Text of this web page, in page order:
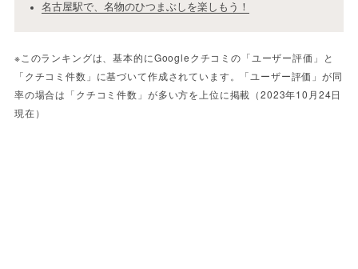
名古屋駅で、名物のひつまぶしを楽しもう！
※このランキングは、基本的にGoogleクチコミの「ユーザー評価」と
「クチコミ件数」に基づいて作成されています。「ユーザー評価」が同
率の場合は「クチコミ件数」が多い方を上位に掲載（2023年10月24日
現在）